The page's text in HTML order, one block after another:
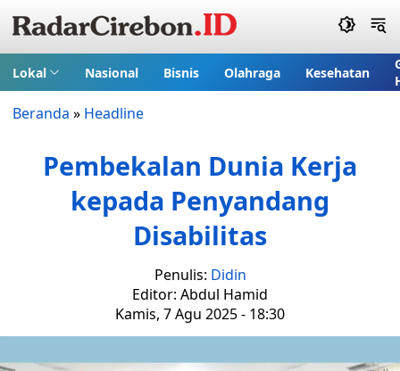
Lokal Nasional Bisnis Olahraga Kesehatan
Beranda » Headline
Pembekalan Dunia Kerja
kepada Penyandang
Disabilitas
Penulis: Didin
Editor: Abdul Hamid
Kamis, 7 Agu 2025 - 18:30